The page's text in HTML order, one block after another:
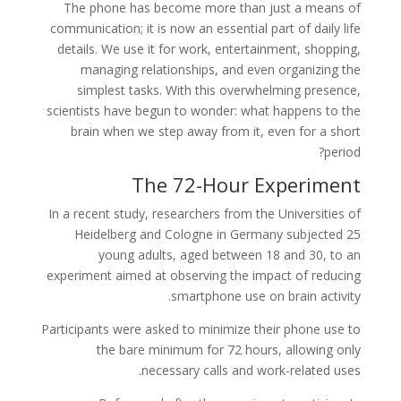
The phone has become more than just a means of
communication; it is now an essential part of daily life
details. We use it for work, entertainment, shopping,
managing relationships, and even organizing the
simplest tasks. With this overwhelming presence,
scientists have begun to wonder: what happens to the
brain when we step away from it, even for a short
period?
The 72-Hour Experiment
In a recent study, researchers from the Universities of
Heidelberg and Cologne in Germany subjected 25
young adults, aged between 18 and 30, to an
experiment aimed at observing the impact of reducing
smartphone use on brain activity.
Participants were asked to minimize their phone use to
the bare minimum for 72 hours, allowing only
necessary calls and work-related uses.